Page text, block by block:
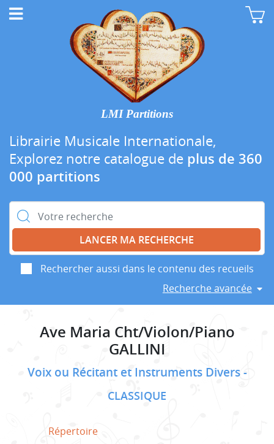
LMI Partitions
Librairie Musicale Internationale,
Explorez notre catalogue de plus de 360
000 partitions
Rechercher :
Rechercher aussi dans le contenu des recueils
Recherche avancée
Ave Maria Cht/Violon/Piano
GALLINI
Voix ou Récitant et Instruments Divers
CLASSIQUE
Répertoire